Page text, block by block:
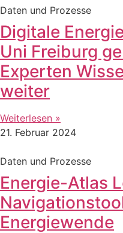
Daten und Prozesse
Digitale
Uni Freiburg
Experten
weiter
Weiterlesen »
21. Februar 2024
Daten und Prozesse
Energie-Atlas
Energiewende